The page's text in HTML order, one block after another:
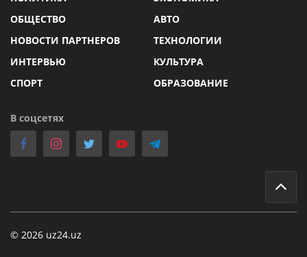
ОБЩЕСТВО
АВТО
НОВОСТИ ПАРТНЕРОВ
ТЕХНОЛОГИИ
ИНТЕРВЬЮ
КУЛЬТУРА
СПОРТ
ОБРАЗОВАНИЕ
В соцсетях
© 2026 uz24.uz